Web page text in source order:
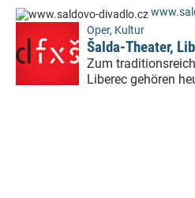
Oper, Kultur
Šalda-Theater,
Zum
Liberec gehören